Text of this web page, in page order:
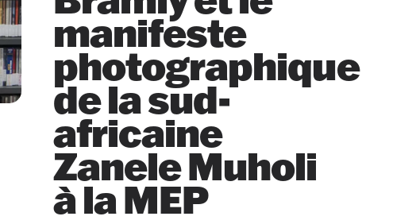
manifeste
photographique
de la sud-
africaine
Zanele Muholi
à la MEP